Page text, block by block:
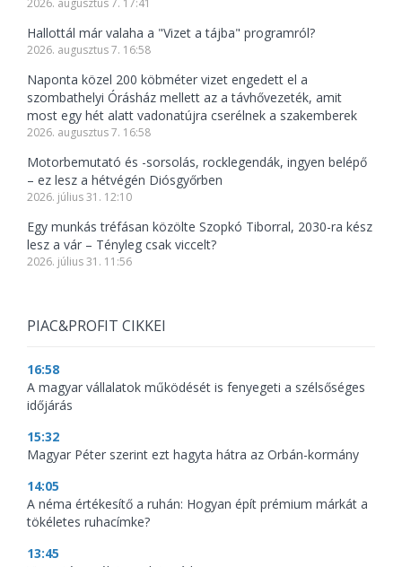
Hallottál már valaha a "Vizet a tájba" programról?
2026. augusztus 7. 16:58
Naponta közel 200 köbméter vizet engedett el a
szombathelyi Órásház mellett az a távhővezeték, amit
most egy hét alatt vadonatújra cserélnek a szakemberek
2026. augusztus 7. 16:58
Motorbemutató és -sorsolás, rocklegendák, ingyen belépő
– ez lesz a hétvégén Diósgyőrben
2026. július 31. 12:10
Egy munkás tréfásan közölte Szopkó Tiborral, 2030-ra kész
lesz a vár – Tényleg csak viccelt?
2026. július 31. 11:56
PIAC&PROFIT CIKKEI
16:58
A magyar vállalatok működését is fenyegeti a szélsőséges
időjárás
15:32
Magyar Péter szerint ezt hagyta hátra az Orbán-kormány
14:05
A néma értékesítő a ruhán: Hogyan épít prémium márkát a
tökéletes ruhacímke?
13:45